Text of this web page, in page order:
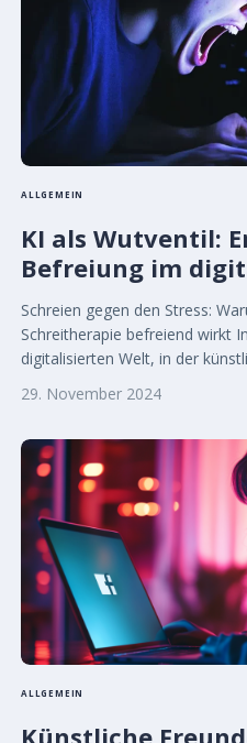
ALLGEMEIN
KI als Wutventil:
Befreiung im
Schreien gegen den Stress:
Schreitherapie befreiend wirkt
digitalisierten Welt, in der
29. November 2024
ALLGEMEIN
Künstliche